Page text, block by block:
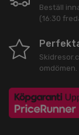
Beställ
(16:30
omdömen.